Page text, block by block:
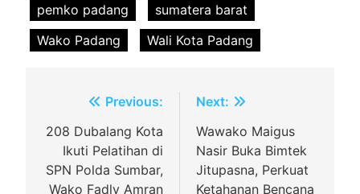
pemko padang
sumatera barat
Wako Padang
Wali Kota Padang
Navigasi
pos
Previous:
208 Dubalang Kota
Ikuti Pelatihan di
SPN Polda Sumbar,
Wako Fadly Amran
Next:
Wawako Maigus
Nasir Buka Bimtek
Jitupasna, Perkuat
Ketahanan Bencana